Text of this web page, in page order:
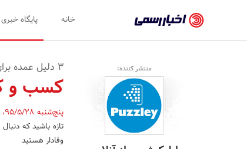
رسمی
-
اخبار
تایید
شده
شرکت‌ها،
خانه پایگاه خبری
منتشر کننده: 3 دلیل عمده برای نیاز به اپلیکیشن
کسب و
پنج‌شنبه 95/5/28 ،
تازه باشید که
وفادار هستید